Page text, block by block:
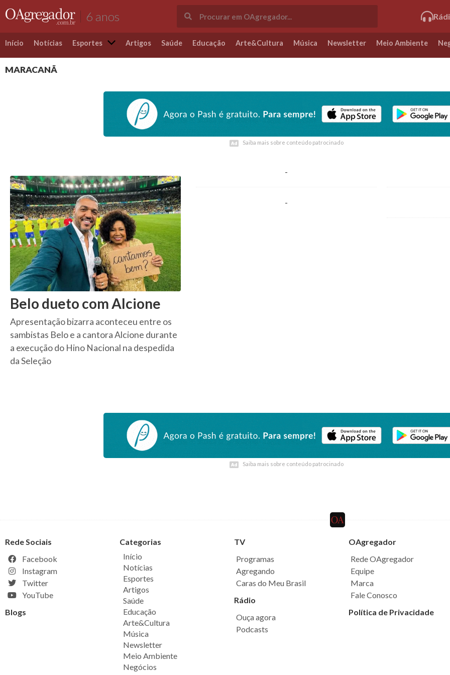
6 anos
Início Notícias Esportes Artigos Saúde Educação Arte&Cultura Música Newsletter Meio Ambiente
MARACANÃ
Saiba mais sobre conteúdo patrocinado
Saiba mais sobre conteúdo patrocinado
Belo dueto com Alcione
Apresentação bizarra aconteceu entre os
sambistas Belo e a cantora Alcione durante
a execução do Hino Nacional na despedida
da Seleção
-
-
Saiba mais sobre conteúdo patrocinado
Saiba mais sobre conteúdo patrocinado
Rede Sociais
Facebook
Instagram
Twitter
YouTube
Blogs
Categorias
Início
Notícias
Esportes
Artigos
Saúde
Educação
Arte&Cultura
Música
Newsletter
Meio Ambiente
Negócios
TV
Programas
Agregando
Caras do Meu Brasil
Rádio
Ouça agora
Podcasts
OAgregador
Rede OAgregador
Equipe
Marca
Fale Conosco
Política de Privacidade